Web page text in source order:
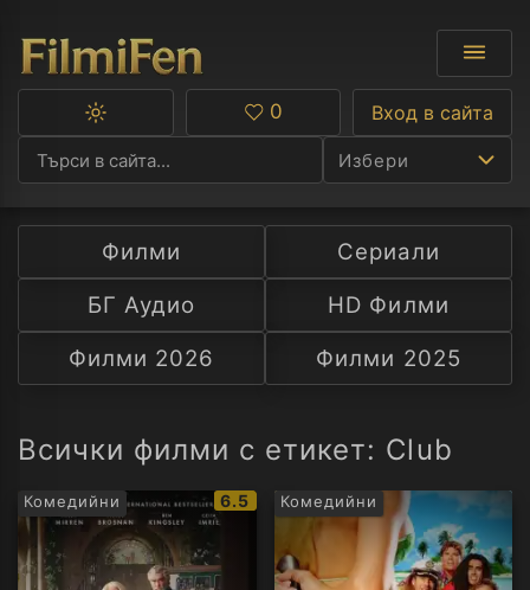
Избери
Ф
С
А
Превключване
тъмна
тема
Любими
0 Вход в сайта
Филми
Сериали
БГ Аудио
HD Филми
Филми 2026
Филми 2025
Всички филми с етикет: Club
Комедийни
IMDb
рейтинг:
6.5 Комедийни